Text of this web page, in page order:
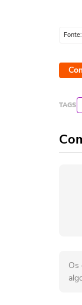
TAGS
Os